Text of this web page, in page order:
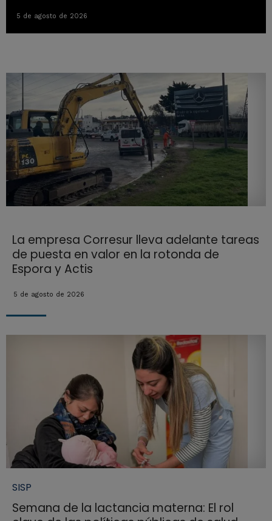
5 de agosto de 2026
La empresa Corresur lleva adelante tareas
de puesta en valor en la rotonda de
Espora y Actis
5 de agosto de 2026
SISP
Semana de la lactancia materna: El rol